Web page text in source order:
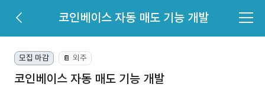
코인베이스 자동 매도 기능 개발
모집 마감 📔 외주
코인베이스 자동 매도 기능 개발